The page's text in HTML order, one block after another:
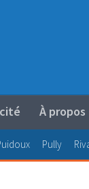
À propos
Pully